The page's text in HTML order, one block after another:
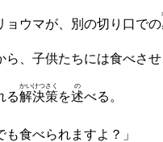
ョウマが、別の切り口での
ら、子供たちには食べさせ
る解決
かいけつ
策
さく
を述
の
べる。
も食べられますよ？」